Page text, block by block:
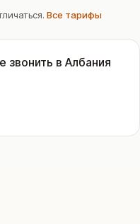
Все тарифы
звонить в Албания